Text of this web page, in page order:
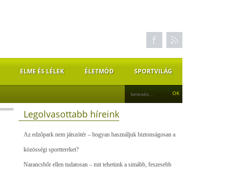
ELME ÉS LÉLEK ÉLETMÓD SPORTVILÁG
Legolvasottabb híreink
Az edzőpark nem játszótér – hogyan használjuk biztonságosan a
közösségi sporttereket?
Narancsbőr ellen tudatosan – mit tehetünk a simább, feszesebb